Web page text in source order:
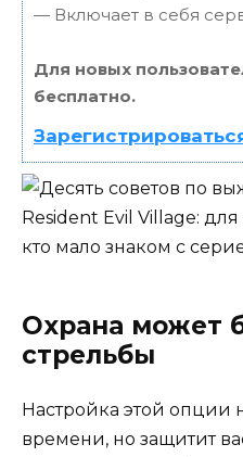
— Включает в себя
Для новых
бесплатно.
Охрана может
стрельбы
Настройка этой опции
времени, но защитит